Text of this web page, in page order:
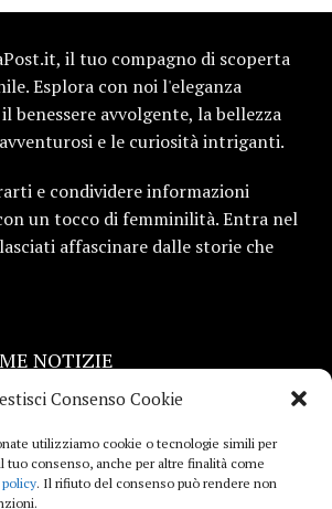
Consenso Cookie
utilizziamo cookie o tecnologie simili per
tuo consenso, anche per altre finalità come
. Il rifiuto del consenso può rendere non
il tuo compagno di scoperta
Esplora con noi l'eleganza
benessere avvolgente, la bellezza
e le curiosità intriganti.
e condividere informazioni
un tocco di femminilità. Entra nel
affascinare dalle storie che
NOTIZIE